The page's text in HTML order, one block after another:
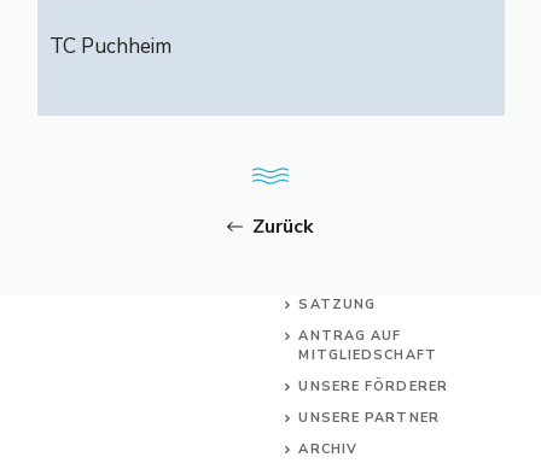
TC Puchheim
Zurück
SATZUNG
ANTRAG AUF
MITGLIEDSCHAFT
UNSERE FÖRDERER
UNSERE PARTNER
ARCHIV